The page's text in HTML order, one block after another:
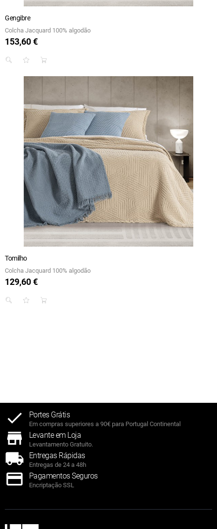
Gengibre
Colcha Jacquard 100% algodão
Preço
153,60 €
Tomilho
Colcha Jacquard 100% algodão
Preço
129,60 €
Portes Grátis
Em compras superiores a 90€ para Portugal Continental
Levante em Loja
Levantamento Gratuito.
Entregas Rápidas
Entregas de 24 a 48h
Pagamentos Seguros
Encriptação SSL